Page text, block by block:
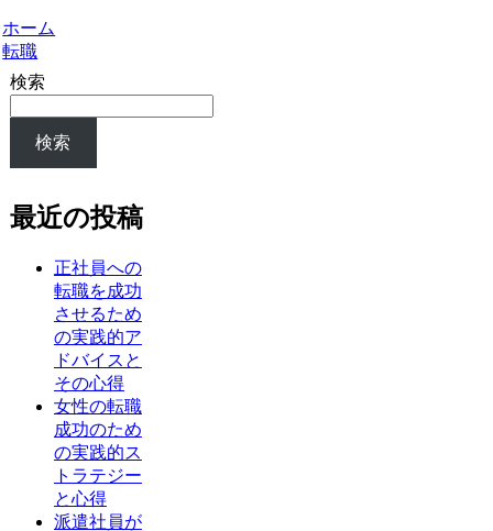
ホーム
転職
検索
検索
最近の投稿
正社員への
転職を成功
させるため
の実践的ア
ドバイスと
その心得
女性の転職
成功のため
の実践的ス
トラテジー
と心得
派遣社員が